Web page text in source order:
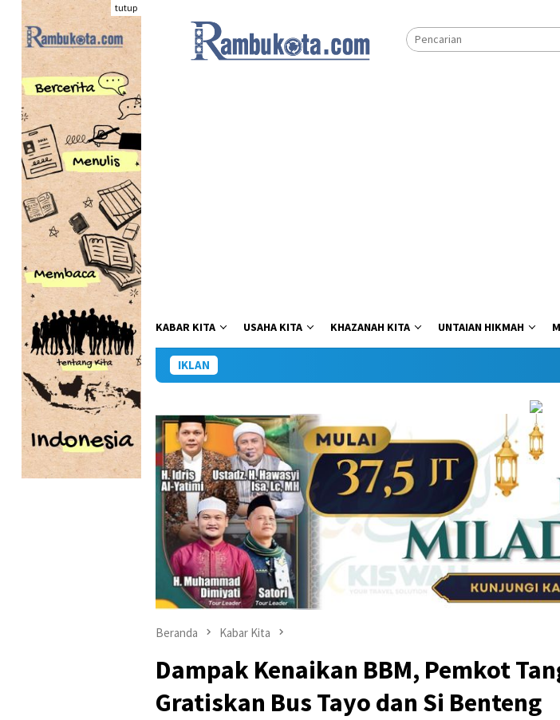
Loncat
konten
tutup
KABAR KITA USAHA KITA KHAZANAH KITA UNTAIAN HIKMAH
IKLAN
Beranda Kabar Kita
Dampak Kenaikan BBM, Pemkot
Gratiskan Bus Tayo dan Si Benteng